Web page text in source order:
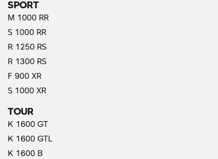
M 1000 RR
S 1000 RR
R 1250 RS
R 1300 RS
F 900 XR
S 1000 XR
TOUR
K 1600 GT
K 1600 GTL
K 1600 B